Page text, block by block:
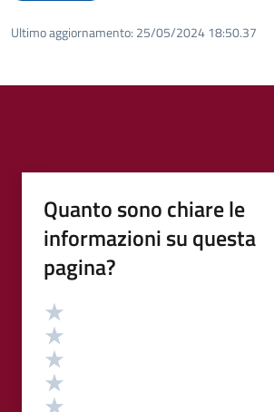
Ultimo aggiornamento: 25/05/2024 18:50.37
Quanto sono chiare le
informazioni su questa
pagina?
Valutazione